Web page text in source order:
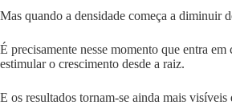
Mas quando a densidade começa a diminuir
É precisamente nesse momento que entra
estimular o crescimento desde a raiz.
E os resultados tornam-se ainda mais